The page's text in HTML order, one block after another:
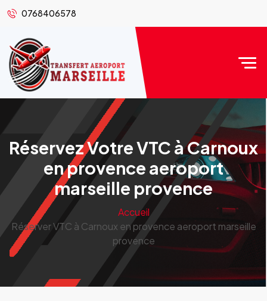
0768406578
Réservez Votre VTC à Carnoux
en provence aeroport
marseille provence
Accueil
Réserver VTC à Carnoux en provence aeroport marseille
provence